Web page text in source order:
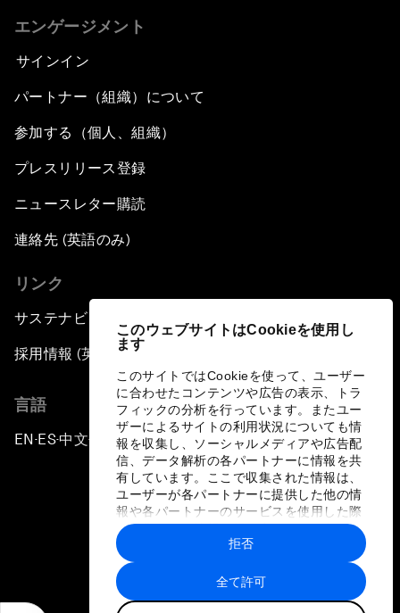
このウェブサイトはCookieを使用し
ます
このサイトではCookieを使って、ユーザー
に合わせたコンテンツや広告の表示、トラ
フィックの分析を行っています。またユー
ザーによるサイトの利用状況についても情
報を収集し、ソーシャルメディアや広告配
信、データ解析の各パートナーに情報を共
有しています。ここで収集された情報は、
ユーザーが各パートナーに提供した他の情
報や各パートナーのサービスを使用した際
に収集された情報と組み合わされ、各パー
トナーによって使用されることがありま
す。
全て許可
拒否
エンゲージメント
サインイン
パートナー（組織）について
参加する（個人、組織）
プレスリリース登録
ニュースレター購読
連絡先 (英語のみ)
リンク
サステナビリティへの取り組み
採用情報 (英語のみ)
言語
EN ▪ES▪中文▪ 日本語
プライバシーポリシーと利用規約
サイトマップ